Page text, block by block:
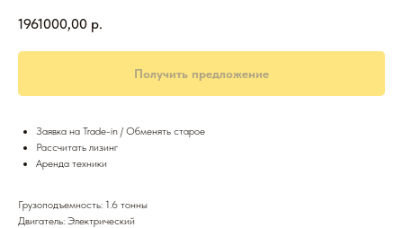
1961000,00 р.
Получить предложение
Заявка на Trade-in / Обменять старое
Рассчитать лизинг
Аренда техники
Грузоподъемность: 1.6 тонны
Двигатель: Электрический